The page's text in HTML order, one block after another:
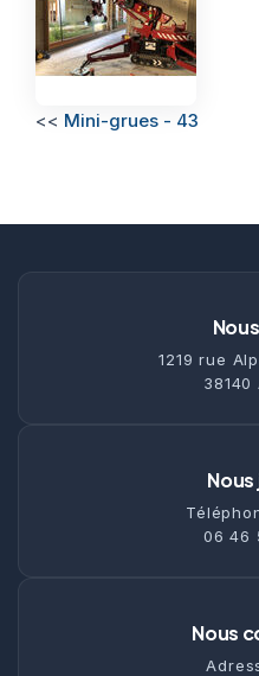
<< Mini-grues - 43
1219 rue
38140
06 46
Nous